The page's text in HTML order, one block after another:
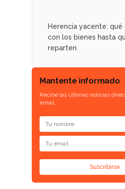
Herencia yacente: qué
con los bienes hasta
reparten
Mantente informado
Recibe las últimas noticias
email.
Suscribirse